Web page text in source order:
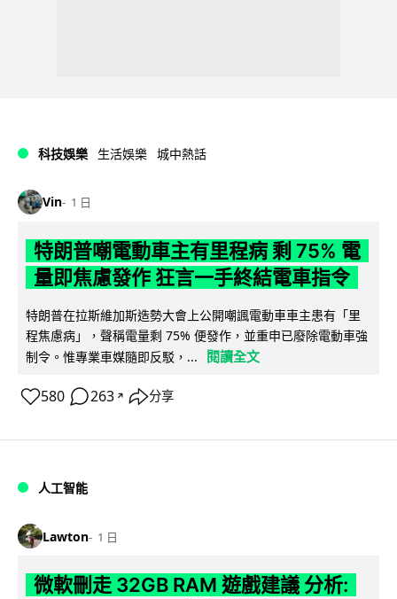
科技娛樂 生活娛樂 城中熱話
Vin 1 日
特朗普嘲電動車主有里程病 剩 75% 電
量即焦慮發作 狂言一手終結電車指令
特朗普在拉斯維加斯造勢大會上公開嘲諷電動車車主患有「里
程焦慮病」，聲稱電量剩 75% 便發作，並重申已廢除電動車強
制令。惟專業車媒隨即反駁，...
閱讀全文
580 263 ↗ 分享
人工智能
Lawton 1 日
微軟刪走 32GB RAM 遊戲建議 分析: